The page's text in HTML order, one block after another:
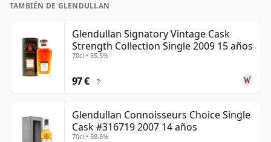
TAMBIÉN DE GLENDULLAN
Glendullan Signatory Vintage Cask
Strength Collection Single 2009 15 años
70cl • 55.5%
97 € ?
Glendullan Connoisseurs Choice Single
Cask #316719 2007 14 años
70cl • 58.8%